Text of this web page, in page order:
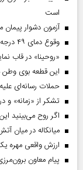
است
آزمون دشوار پیمان
وقوع دمای ۴۹ درجه در خوزستان
«روحینا» در قاب
این قطعه بوی
حملات رسانه‌ای
تشکر از «زمانه»
اگر روح می‌بینید
میانکاله در میان
ارزش واقعی مهره
پیام معاون